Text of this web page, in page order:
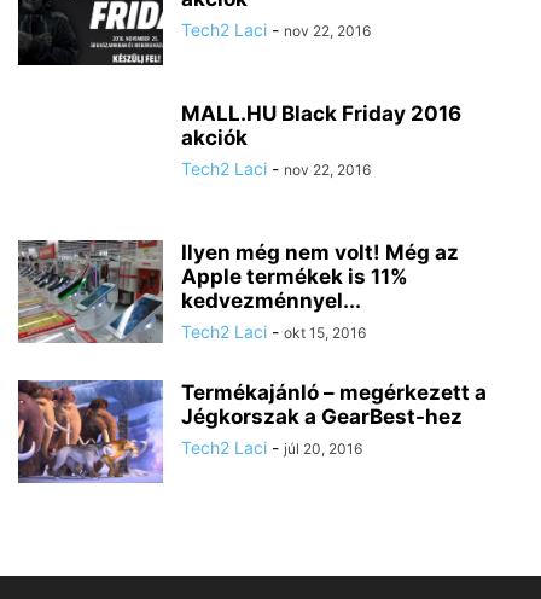
Tech2 Laci - nov 22, 2016
MALL.HU Black Friday 2016
akciók
Tech2 Laci - nov 22, 2016
Ilyen még nem volt! Még az
Apple termékek is 11%
kedvezménnyel...
Tech2 Laci - okt 15, 2016
Termékajánló – megérkezett a
Jégkorszak a GearBest-hez
Tech2 Laci - júl 20, 2016